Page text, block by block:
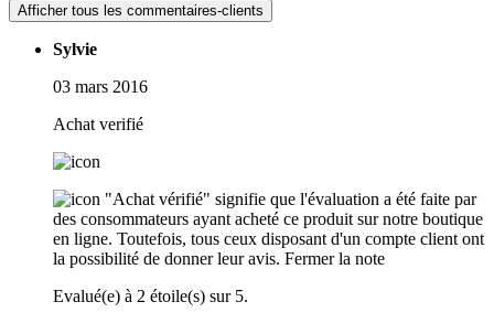
Afficher tous les commentaires-clients
Sylvie
03 mars 2016
Achat verifié
"Achat vérifié" signifie que l'évaluation a été faite par
des consommateurs ayant acheté ce produit sur notre boutique
en ligne. Toutefois, tous ceux disposant d'un compte client ont
la possibilité de donner leur avis. Fermer la note
Evalué(e) à 2 étoile(s) sur 5.